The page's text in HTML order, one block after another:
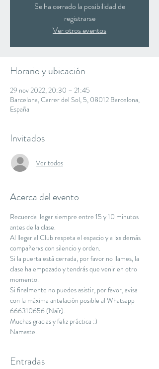
Se ha cerrado la posibilidad de
registrarse
Ver otros eventos
Horario y ubicación
29 nov 2022, 20:30 – 21:45
Barcelona, Carrer del Sol, 5, 08012 Barcelona,
España
Invitados
Ver todos
Acerca del evento
Recuerda llegar siempre entre 15 y 10 minutos
antes de la clase.
Al llegar al Club respeta el espacio y a lxs demás
compañerxs con silencio y orden.
Si la puerta está cerrada, por favor no llames, la
clase ha empezado y tendrás que venir en otro
momento.
Si finalmente no puedes asistir, por favor, avisa
con la máxima antelación posible al Whatsapp
666310656 (Naïr).
Muchas gracias y feliz práctica :)
Namaste.
Entradas